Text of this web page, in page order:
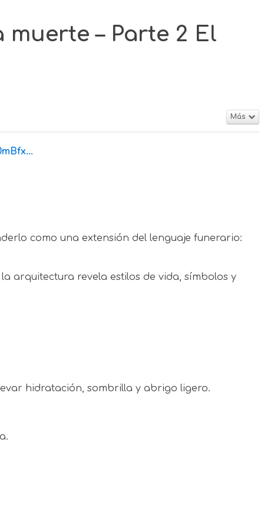
– Parte 2 El
Más
como una extensión del lenguaje funerario:
arquitectura revela estilos de vida, símbolos y
hidratación, sombrilla y abrigo ligero.